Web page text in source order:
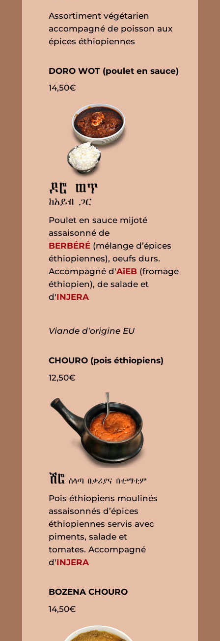
Assortiment végétarien
accompagné de poisson aux
épices éthiopiennes
DORO WOT (poulet en sauce)
14,50€
Poulet en sauce mijoté
assaisonné de
BERBÉRÉ(mélange d’épices
éthiopiennes), oeufs durs.
Accompagné d'AïEB(fromage
éthiopien), de salade et
d'INJERA
Viande d'origine EU
CHOURO (pois éthiopiens)
12,50€
Pois éthiopiens moulinés
assaisonnés d’épices
éthiopiennes servis avec
piments, salade et
tomates. Accompagné
d'INJERA
BOZENA CHOURO
14,50€